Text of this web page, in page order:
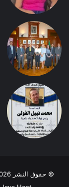
© حقوق النشر 2026، جميع الحقوق محفوظة |